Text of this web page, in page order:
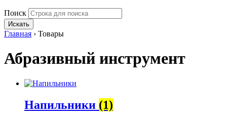
Поиск
Искать
Главная › Товары
Абразивный инструмент
Напильники (1)